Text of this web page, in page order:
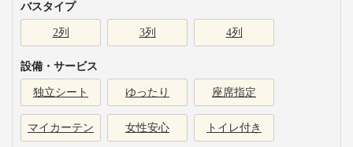
バスタイプ
2列 3列 4列
設備・サービス
独立シート ゆったり 座席指定
マイカーテン 女性安心 トイレ付き